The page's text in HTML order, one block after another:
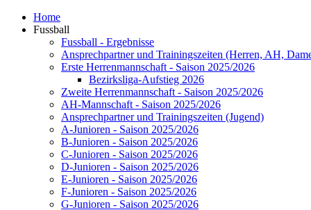
Home
Fussball
Fussball - Ergebnisse
Ansprechpartner und Trainingszeiten (Herren, AH,
Erste Herrenmannschaft - Saison 2025/2026
Bezirksliga-Aufstieg 2026
Zweite Herrenmannschaft - Saison 2025/2026
AH-Mannschaft - Saison 2025/2026
Ansprechpartner und Trainingszeiten (Jugend)
A-Junioren - Saison 2025/2026
B-Junioren - Saison 2025/2026
C-Junioren - Saison 2025/2026
D-Junioren - Saison 2025/2026
E-Junioren - Saison 2025/2026
F-Junioren - Saison 2025/2026
G-Junioren - Saison 2025/2026